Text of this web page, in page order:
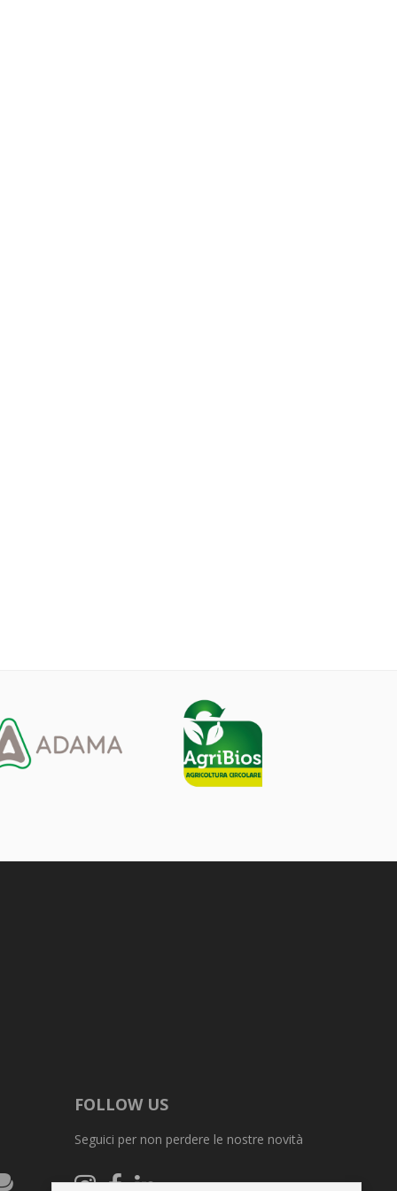
PayPal
FOLLOW US
Seguici per non perdere le nostre novità
SeguiciSeguiciSeguici